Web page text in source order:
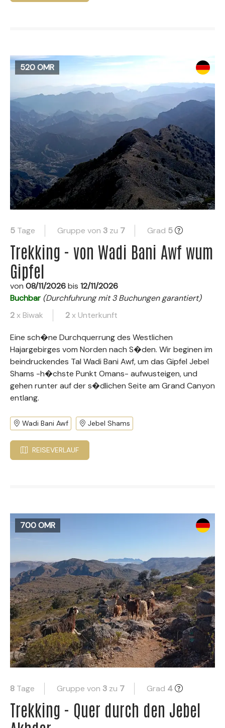
520 OMR
5 Tage Gruppe von 3 zu 7 Grad 5
Trekking - von Wadi Bani Awf wum
Gipfel
von 08/11/2026bis 12/11/2026
Buchbar (Durchfuhrung mit 3 Buchungen garantiert)
2x Biwak 2x Unterkunft
Eine sch�ne Durchquerrung des Westlichen
Hajargebirges vom Norden nach S�den. Wir beginen im
beindruckendes Tal Wadi Bani Awf, um das Gipfel Jebel
Shams -h�chste Punkt Omans- aufwusteigen, und
gehen runter auf der s�dlichen Seite am Grand Canyon
entlang.
Wadi Bani Awf Jebel Shams
REISEVERLAUF
700 OMR
8 Tage Gruppe von 3 zu 7 Grad 4
Trekking - Quer durch den Jebel